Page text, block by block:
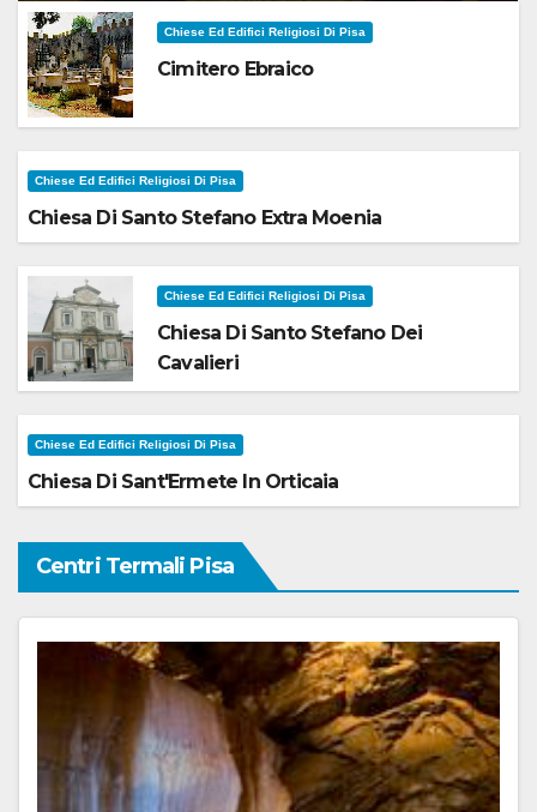
Chiese Ed Edifici Religiosi Di Pisa
Cimitero Ebraico
Chiese Ed Edifici Religiosi Di Pisa
Chiesa Di Santo Stefano Extra Moenia
Chiese Ed Edifici Religiosi Di Pisa
Chiesa Di Santo Stefano Dei
Cavalieri
Chiese Ed Edifici Religiosi Di Pisa
Chiesa Di Sant'Ermete In Orticaia
Centri Termali Pisa